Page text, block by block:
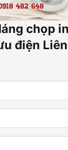
chọp
điện